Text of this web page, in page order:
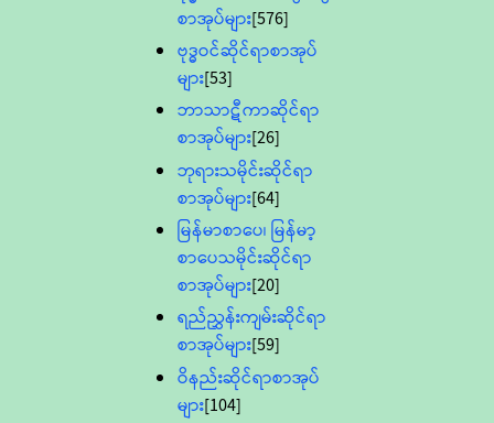
စာအုပ်များ[576]
ဗုဒ္ဓဝင်ဆိုင်ရာစာအုပ်
များ[53]
ဘာသာဋီကာဆိုင်ရာ
စာအုပ်များ[26]
ဘုရားသမိုင်းဆိုင်ရာ
စာအုပ်များ[64]
မြန်မာစာပေ၊ မြန်မာ့
စာပေသမိုင်းဆိုင်ရာ
စာအုပ်များ[20]
ရည်ညွှန်းကျမ်းဆိုင်ရာ
စာအုပ်များ[59]
ဝိနည်းဆိုင်ရာစာအုပ်
များ[104]